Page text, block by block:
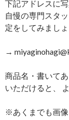
下記アドレスに
自慢の専門スタ
定をしてみましょ
→
商品名・書いて
いただけると、
※あくまでも画